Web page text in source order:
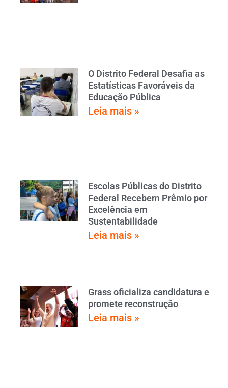
O Distrito Federal Desafia as
Estatísticas Favoráveis da
Educação Pública
Leia mais »
Escolas Públicas do Distrito
Federal Recebem Prêmio por
Excelência em
Sustentabilidade
Leia mais »
Grass oficializa candidatura e
promete reconstrução
Leia mais »